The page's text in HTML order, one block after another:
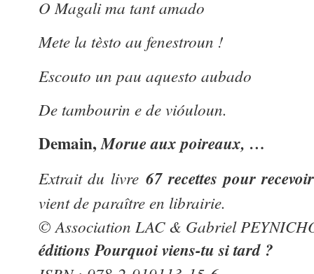
O Magali ma tant amado
Mete la tèsto au fenestroun !
Escouto un pau aquesto aubado
De tambourin e de vióuloun.
Demain,Morue aux poireaux, …
Extrait du livre 67 recettes pour
vient de paraître en librairie.
© Association LAC & Gabriel
éditions Pourquoi viens-tu si tard ?